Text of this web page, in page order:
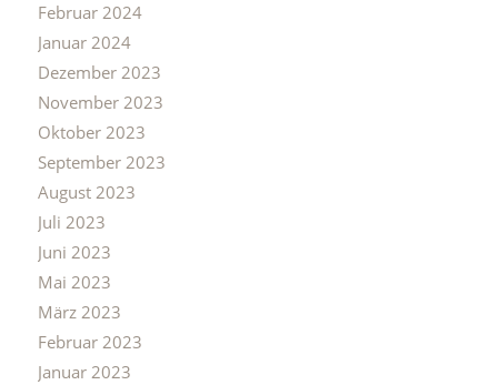
Februar 2024
Januar 2024
Dezember 2023
November 2023
Oktober 2023
September 2023
August 2023
Juli 2023
Juni 2023
Mai 2023
März 2023
Februar 2023
Januar 2023